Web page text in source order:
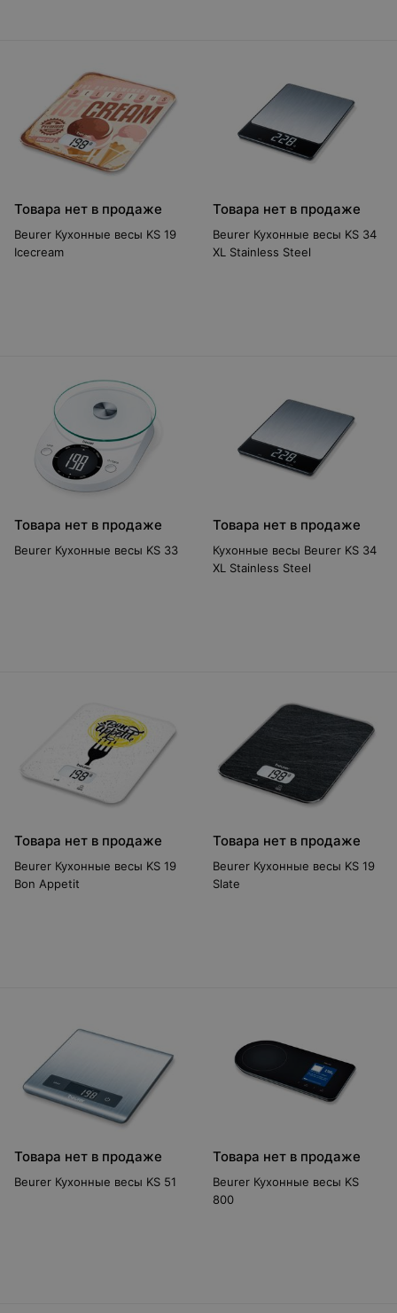
Товара нет в продаже
Beurer Кухонные весы KS 19
Icecream
Товара нет в продаже
Beurer Кухонные весы KS 34
XL Stainless Steel
Товара нет в продаже
Beurer Кухонные весы KS 33
Товара нет в продаже
Кухонные весы Beurer KS 34
XL Stainless Steel
Товара нет в продаже
Beurer Кухонные весы KS 19
Bon Appetit
Товара нет в продаже
Beurer Кухонные весы KS 19
Slate
Товара нет в продаже
Beurer Кухонные весы KS 51
Товара нет в продаже
Beurer Кухонные весы KS
800